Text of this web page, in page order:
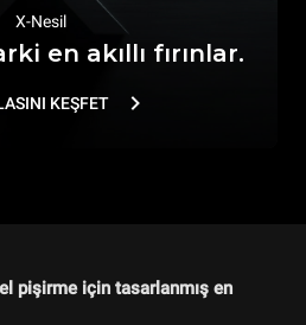
X-Nesil
en akıllı fırınlar.
KEŞFET
pişirme için tasarlanmış en